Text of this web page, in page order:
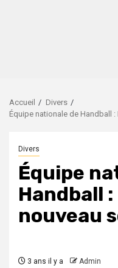
Accueil
Divers
Équipe nationale de Handball
Divers
Équipe
Handball
nouveau
3 ans il y a Admin